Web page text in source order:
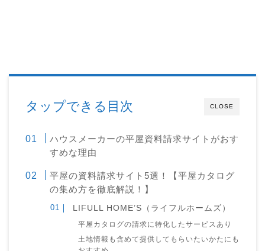
CLOSE
タップできる目次
ハウスメーカーの平屋資料請求サイトがおす
すめな理由
平屋の資料請求サイト5選！【平屋カタログ
の集め方を徹底解説！】
LIFULL HOME’S（ライフルホームズ）
平屋カタログの請求に特化したサービスあり
土地情報も含めて提供してもらいたいかたにも